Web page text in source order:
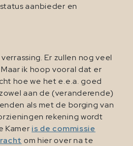
aanbieder en
Er zullen nog veel
ik hoop vooral dat er
hoe we het e.e.a. goed
aan de (veranderende)
als met de borging van
rekening wordt
Kamer is de commissie
om hier over na te